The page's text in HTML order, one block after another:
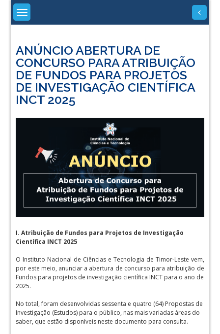
Skip
content
ANÚNCIO ABERTURA DE
CONCURSO PARA ATRIBUIÇÃO
DE FUNDOS PARA PROJETOS
DE INVESTIGAÇÃO CIENTÍFICA
INCT 2025
I. Atribuição de Fundos para Projetos de Investigação
Científica INCT 2025
O Instituto Nacional de Ciências e Tecnologia de Timor-Leste vem,
por este meio, anunciar a abertura de concurso para atribuição de
Fundos para projetos de investigação científica INCT para o ano de
2025.
No total, foram desenvolvidas sessenta e quatro (64) Propostas de
Investigação (Estudos) para o público, nas mais variadas áreas do
saber, que estão disponíveis neste documento para consulta.